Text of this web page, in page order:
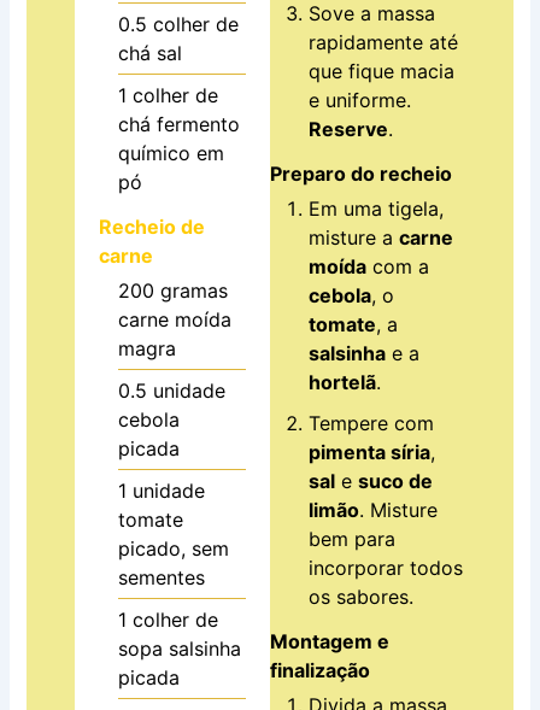
0.5 colher de
chá sal
1 colher de
chá fermento
químico em
pó
Recheio de
carne
200 gramas
carne moída
magra
0.5 unidade
cebola
picada
1 unidade
tomate
picado, sem
sementes
1 colher de
sopa salsinha
picada
Sove a massa
rapidamente até
que fique macia
e uniforme.
Reserve.
Preparo do recheio
Em uma tigela,
misture a carne
moída com a
cebola, o
tomate, a
salsinha e a
hortelã.
Tempere com
pimenta síria,
sal e suco de
limão. Misture
bem para
incorporar todos
os sabores.
Montagem e
finalização
Divida a massa